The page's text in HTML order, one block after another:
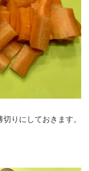
りにしておきます。